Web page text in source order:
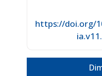
https://doi.org/